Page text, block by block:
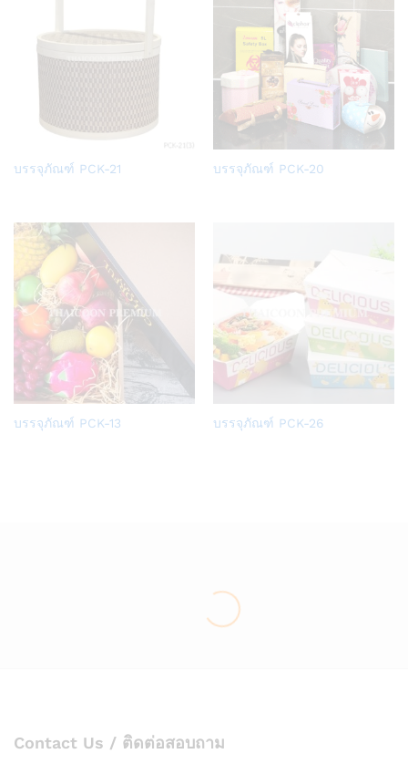
Add
list
บรรจุภัณฑ์ PCK-21
Add
บรรจุภัณฑ์ PCK-20
Add
บรรจุภัณฑ์ PCK-13
Add
บรรจุภัณฑ์ PCK-26
Contact Us / ติดต่อสอบถาม